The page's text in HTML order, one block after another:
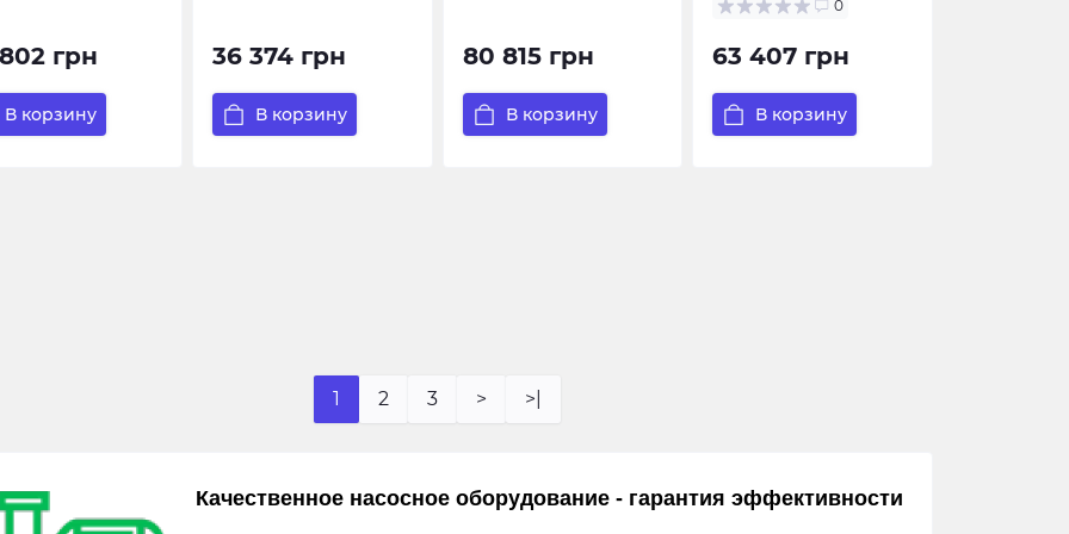
грн
В корзину
36 374 грн
В корзину
80 815 грн
В корзину
0
63 407 грн
В корзину
1 2 3 > >|
Качественное насосное оборудование - гарантия эффективности